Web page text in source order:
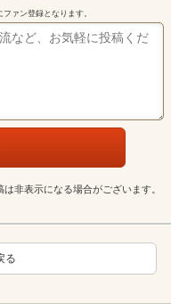
ァン登録となります。
非表示になる場合がございます。
る